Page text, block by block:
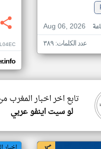
Aug 06, 2026
عدد الكلمات: ٣٨٩
تابع اخر اخبار المغرب
لو سيت اينفو عربي